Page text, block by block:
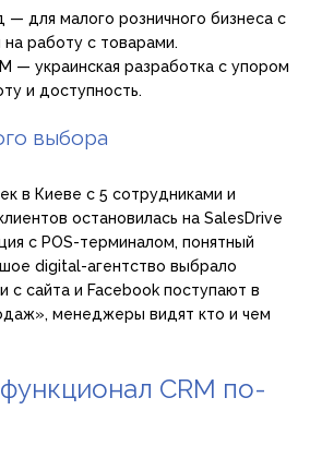
— для малого розничного бизнеса с
работу с товарами.
— украинская разработка с упором
и доступность.
выбора
в Киеве с 5 сотрудниками и
остановилась на SalesDrive
с POS-терминалом, понятный
digital-агентство выбрало
с сайта и Facebook поступают в
менеджеры видят кто и чем
CRM по-